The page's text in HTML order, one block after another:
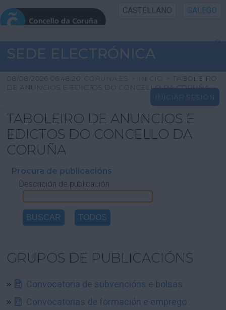
CASTELLANO GALEGO
INICIO SEDE
INICIO
INFORMACIÓN PÚBLICA
CARTAFOL CIDADÁN
AXUDA
SEDE ELECTRÓNICA
08/08/2026 06:48:20 CORUNA.ES > INICIO > TABOLEIRO
DE ANUNCIOS E EDICTOS DO CONCELLO DA CORUÑA
INICIAR SESIÓN
TABOLEIRO DE ANUNCIOS E
EDICTOS DO CONCELLO DA
CORUÑA
Procura de publicacións
Descrición de publicación
GRUPOS DE PUBLICACIÓNS
Convocatoria de subvencións e bolsas
Convocatorias de formación e emprego